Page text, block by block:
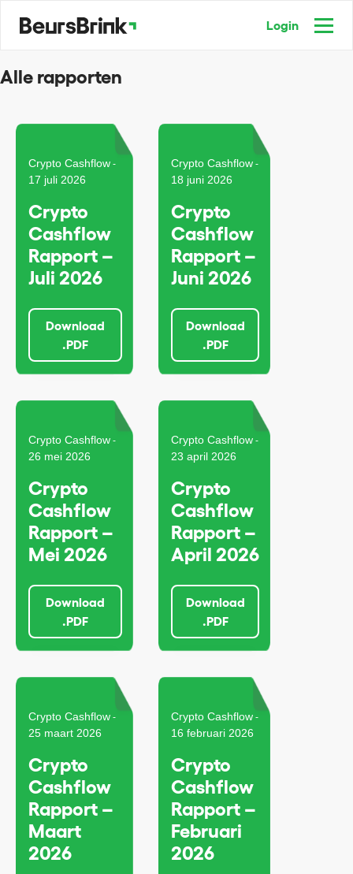
Login
Alle rapporten
Crypto Cashflow -
17 juli 2026
Crypto
Cashflow
Rapport –
Juli 2026
Download
.PDF
Crypto Cashflow -
18 juni 2026
Crypto
Cashflow
Rapport –
Juni 2026
Download
.PDF
Crypto Cashflow -
26 mei 2026
Crypto
Cashflow
Rapport –
Mei 2026
Download
.PDF
Crypto Cashflow -
23 april 2026
Crypto
Cashflow
Rapport –
April 2026
Download
.PDF
Crypto Cashflow -
25 maart 2026
Crypto
Cashflow
Rapport –
Maart
2026
Crypto Cashflow -
16 februari 2026
Crypto
Cashflow
Rapport –
Februari
2026